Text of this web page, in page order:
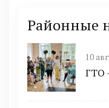
Районные
10
ГТО